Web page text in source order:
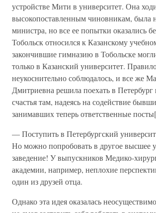
устройстве Мити в университет. Она
высокопоставленным чиновникам, была
министра, но все ее попытки оказались
Тобольск относился к Казанскому
закончившие гимназию в Тобольске
только в Казанский университет.
неукоснительно соблюдалось, и все же
Дмитриевна решила поехать в
счастья там, надеясь на содействие
занимавших теперь ответственные
— Поступить в Петербургский
Но можно попробовать в другое высшее
заведение! У выпускников Медико-
академии, например, неплохие
один из друзей отца.
Однако эта идея оказалась